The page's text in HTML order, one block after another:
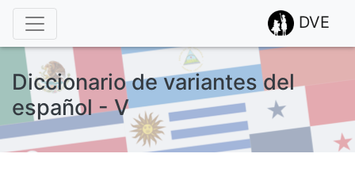
DVE
Diccionario de variantes del
español - V